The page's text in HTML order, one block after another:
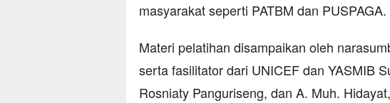
masyarakat seperti PATBM dan PUSPAGA.
Materi pelatihan disampaikan oleh
serta fasilitator dari UNICEF dan YASMIB
Rosniaty Panguriseng, dan A. Muh.